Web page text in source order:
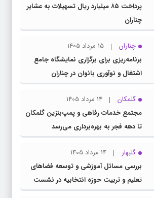
پرداخت ۸۵ میلیارد ریال تسهیلات به عشایر
چناران
چناران
15 مرداد 1405
برنامه‌ریزی برای برگزاری نمایشگاه جامع
اشتغال و نوآوری بانوان در چناران
گلمکان
14 مرداد 1405
مجتمع خدمات رفاهی و پمپ‌بنزین گلمکان
تا دهه فجر به بهره‌برداری می‌رسد
گلبهار
14 مرداد 1405
بررسی مسائل آموزشی و توسعه فضاهای
تعلیم و تربیت حوزه انتخابیه در نشست
مشترک عضو کمیسیون آموزش مجلس با